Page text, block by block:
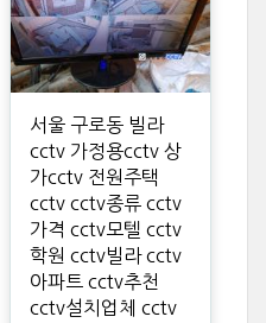
서울 구로동 빌라
cctv 가정용cctv 상
가cctv 전원주택
cctv cctv종류 cctv
가격 cctv모텔 cctv
학원 cctv빌라 cctv
아파트 cctv추천
cctv설치업체 cctv